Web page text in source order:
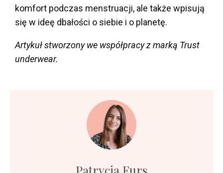
komfort podczas menstruacji, ale także wpisują
się w ideę dbałości o siebie i o planetę.
Artykuł stworzony we współpracy z marką Trust
underwear.
Patrycja Furs